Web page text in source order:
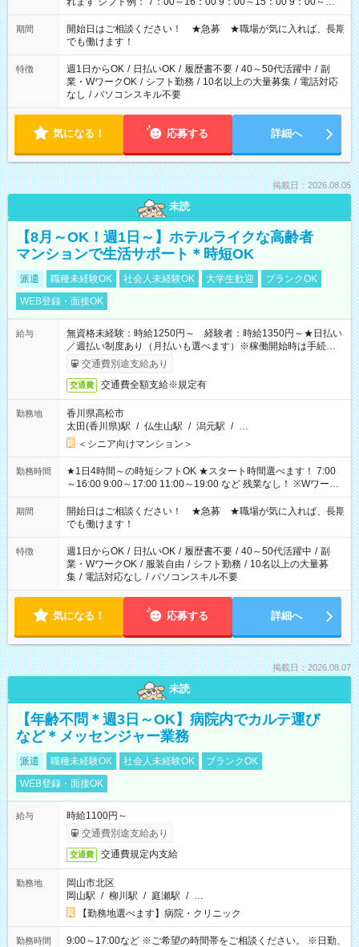
18：00 11：00～20：00 など ※Wワークの場合、他のお仕事と
合わせ週40時間超の就業はご案内できません ※法令に基づき、
週20時間以上勤務は社会保険への加入対象となります ※労働者
派遣法（日雇い派遣の原則禁止）により、短時間・短期間の就
業はご案内が難しい場合があります
期間
開始日はご相談ください！ ★急募 ★職場が気に入れば、長期
でも働けます！
特徴 週1日からOK / 日払いOK / 履歴書不要 / 40～50代活躍中 / 副
業・WワークOK / シフト勤務 / 10名以上の大量募集 / 電話対応
なし / パソコンスキル不要
気になる！ 応募する 詳細へ
掲載日：2026.08.05
未読
【8月～OK！週1日～】ホテルライクな高齢者
マンションで生活サポート＊時短OK
派遣 職種未経験OK 社会人未経験OK 大学生歓迎
ブランクOK
WEB登録・面接OK
給与
無資格未経験：時給1250円～ 経験者：時給1350円～★日払い
／週払い制度あり（月払いも選べます）※稼働開始時は手続き完
了次第のお支払いとなります。
交通費別途支給あり
交通費 交通費全額支給※規定有
勤務地
香川県高松市
太田(香川県)駅 / 仏生山駅 / 潟元駅 / …
＜シニア向けマンション＞
勤務時間
★1日4時間～の時短シフトOK ★スタート時間選べます！ 7:00
～16:00 9:00～17:00 11:00～19:00 など 残業なし！ ※Wワーク
の場合、他のお仕事と合わせ週40時間超の就業はご案内できま
せん ※法令に基づき、週20時間以上勤務は社会保険への加入対
象となります ※労働者派遣法（日雇い派遣の原則禁止）によ
り、短時間・短期間の就業はご案内が難しい場合があります
期間
開始日はご相談ください！ ★急募 ★職場が気に入れば、長期
でも働けます！
特徴 週1日からOK / 日払いOK / 履歴書不要 / 40～50代活躍中 / 副
業・WワークOK / 服装自由 / シフト勤務 / 10名以上の大量募
集 / 電話対応なし / パソコンスキル不要
気になる！ 応募する 詳細へ
掲載日：2026.08.07
未読
【年齢不問＊週3日～OK】病院内でカルテ運び
など＊メッセンジャー業務
派遣 職種未経験OK 社会人未経験OK
ブランクOK
WEB登録・面接OK
給与
時給1100円～
交通費別途支給あり
交通費 交通費規定内支給
勤務地
岡山市北区
岡山駅 / 柳川駅 / 庭瀬駅 / …
【勤務地選べます】病院・クリニック
勤務時間
9:00～17:00など ※ご希望の時間帯をご相談ください。 ※日勤、